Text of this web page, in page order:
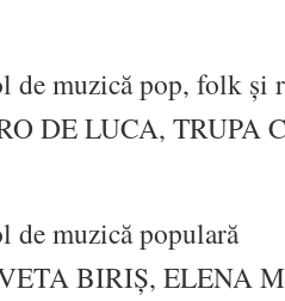
de muzică pop, folk și
DE LUCA, TRUPA
de muzică populară
BIRIȘ, ELENA